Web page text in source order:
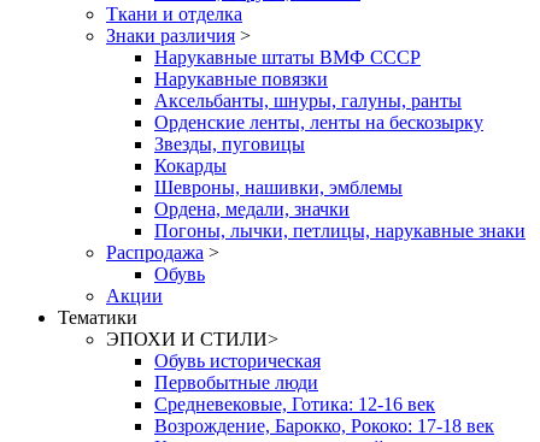
Ткани и отделка
Знаки различия >
Нарукавные штаты ВМФ СССР
Нарукавные повязки
Аксельбанты, шнуры, галуны, ранты
Орденские ленты, ленты на бескозырку
Звезды, пуговицы
Кокарды
Шевроны, нашивки, эмблемы
Ордена, медали, значки
Погоны, лычки, петлицы, нарукавные знаки
Распродажа >
Обувь
Акции
Тематики
ЭПОХИ И СТИЛИ>
Обувь историческая
Первобытные люди
Средневековые, Готика: 12-16 век
Возрождение, Барокко, Рококо: 17-18 век